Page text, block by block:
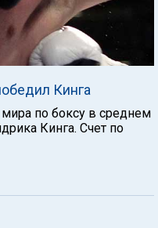
Кинга
по боксу в среднем
Кинга. Счет по